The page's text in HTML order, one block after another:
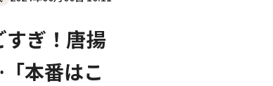
すぎ！唐揚
本番はこ